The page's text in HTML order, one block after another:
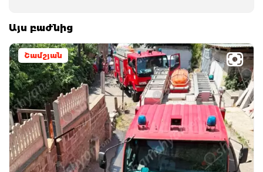
Այս բաժնից
Շամշյան